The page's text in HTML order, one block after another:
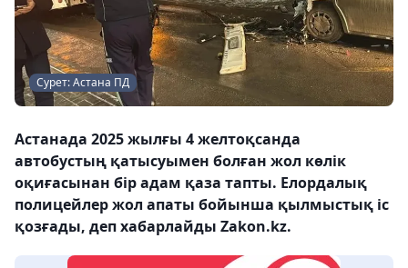
Сурет: Астана ПД
Астанада 2025 жылғы 4 желтоқсанда
автобустың қатысуымен болған жол көлік
оқиғасынан бір адам қаза тапты. Елордалық
полицейлер жол апаты бойынша қылмыстық іс
қозғады, деп хабарлайды Zakon.kz.